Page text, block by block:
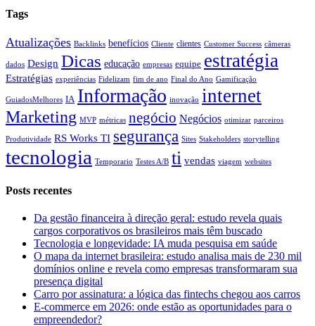
Tags
Atualizações Backlinks benefícios Cliente clientes Customer Success câmeras
dados Design Dicas educação empresas equipe estratégia
Estratégias experiências Fidelizam fim de ano Final do Ano Gamificação
GuiadosMelhores IA Informação inovação internet
Marketing MVP métricas negócio Negócios otimizar parceiros
Produtividade RS Works TI segurança Sites Stakeholders storytelling
tecnologia Temporario Testes A/B ti vendas viagem websites
Posts recentes
Da gestão financeira à direção geral: estudo revela quais
cargos corporativos os brasileiros mais têm buscado
Tecnologia e longevidade: IA muda pesquisa em saúde
O mapa da internet brasileira: estudo analisa mais de 230 mil
domínios online e revela como empresas transformaram sua
presença digital
Carro por assinatura: a lógica das fintechs chegou aos carros
E-commerce em 2026: onde estão as oportunidades para o
empreendedor?